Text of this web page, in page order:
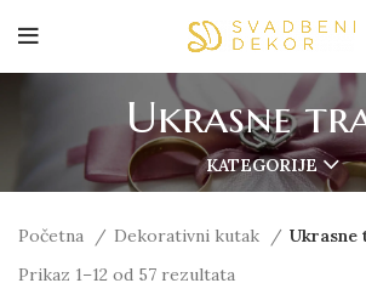
Ukrasne
KATEGORIJE
Početna Dekorativni kutak
Ukrasne
Prikaz 1–12 od 57 rezultata